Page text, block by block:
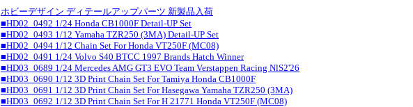
ホビーデザイン ディテールアップパーツ 新製品入荷
■HD02_0492 1/24 Honda CB1000F Detail-UP Set
■HD02_0493 1/12 Yamaha TZR250 (3MA) Detail-UP Set
■HD02_0494 1/12 Chain Set For Honda VT250F (MC08)
■HD02_0491 1/24 Volvo S40 BTCC 1997 Brands Hatch Winner
■HD03_0689 1/24 Mercedes AMG GT3 EVO Team Verstappen Racing NlS2'26
■HD03_0690 1/12 3D Print Chain Set For Tamiya Honda CB1000F
■HD03_0691 1/12 3D Print Chain Set For Hasegawa Yamaha TZR250 (3MA)
■HD03_0692 1/12 3D Print Chain Set For H 21771 Honda VT250F (MC08)